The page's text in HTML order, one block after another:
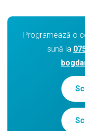
Programează o
sună la